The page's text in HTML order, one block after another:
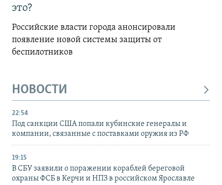
это?
Российские власти города анонсировали
появление новой системы защиты от
беспилотников
НОВОСТИ
22:54
Под санкции США попали кубинские генералы и
компании, связанные с поставками оружия из РФ
19:15
В СБУ заявили о поражении кораблей береговой
охраны ФСБ в Керчи и НПЗ в российском Ярославле